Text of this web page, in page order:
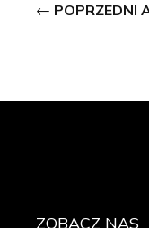
POPRZEDNI
ZOBACZ NAS